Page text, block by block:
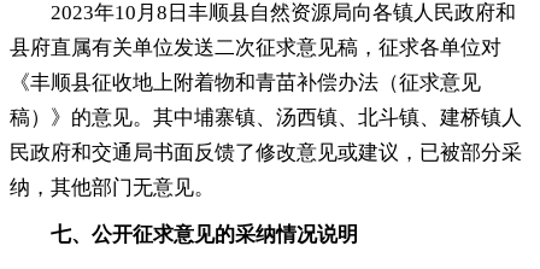
2023年10月8日丰顺县自然资源局向各镇人民政府和
县府直属有关单位发送二次征求意见稿 ， 征求各单位对
《丰顺县征收地上附着物和青苗补偿办法（征求意见
稿）》的意见。其中埔寨镇、汤西镇、北斗镇、建桥镇人
民政府和交通局书面反馈了修改意见或建议 ， 已被部分采
纳，其他部门无意见。
七、公开征求意见的采纳情况说明